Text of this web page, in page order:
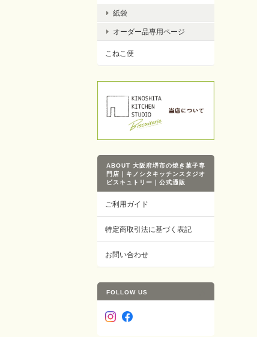
紙袋
オーダー品専用ページ
こねこ便
ABOUT 大阪府堺市の焼き菓子専
門店｜キノシタキッチンスタジオ
ビスキュトリー｜公式通販
ご利用ガイド
特定商取引法に基づく表記
お問い合わせ
FOLLOW US